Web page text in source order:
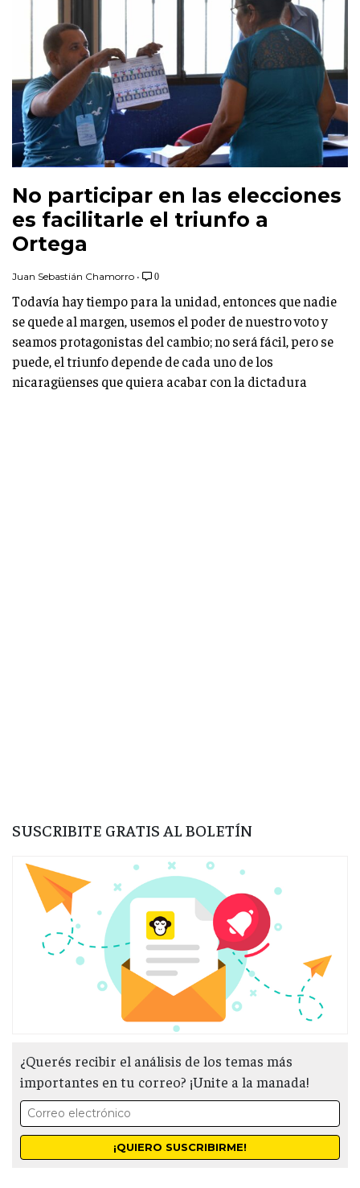
No participar en las elecciones
es facilitarle el triunfo a
Ortega
Juan Sebastián Chamorro • 0
Todavía hay tiempo para la unidad, entonces que nadie
se quede al margen, usemos el poder de nuestro voto y
seamos protagonistas del cambio; no será fácil, pero se
puede, el triunfo depende de cada uno de los
nicaragüenses que quiera acabar con la dictadura
SUSCRIBITE GRATIS AL BOLETÍN
¿Querés recibir el análisis de los temas más
importantes en tu correo? ¡Unite a la manada!